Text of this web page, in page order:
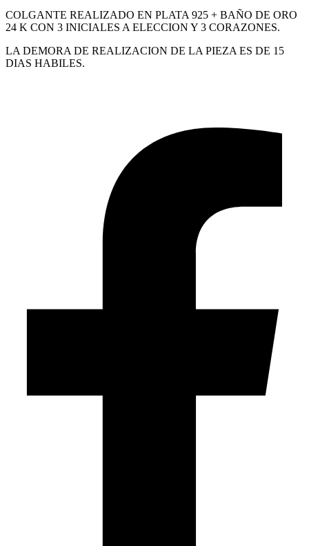
COLGANTE REALIZADO EN PLATA 925 + BAÑO DE ORO
24 K CON 3 INICIALES A ELECCION Y 3 CORAZONES.
LA DEMORA DE REALIZACION DE LA PIEZA ES DE 15
DIAS HABILES.